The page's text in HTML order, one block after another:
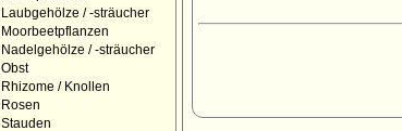
Laubgehölze / -sträucher
Moorbeetpflanzen
Nadelgehölze / -sträucher
Obst
Rhizome / Knollen
Rosen
Stauden